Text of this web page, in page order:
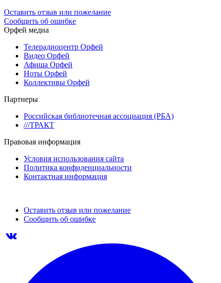
Оставить отзыв или пожелание
Сообщить об ошибке
Орфей медиа
Телерадиоцентр Орфей
Видео Орфей
Афиша Орфей
Ноты Орфей
Коллективы Орфей
Партнеры
Российская библиотечная ассоциация (РБА)
///ТРАКТ
Правовая информация
Условия использования сайта
Политика конфиденциальности
Контактная информация
Оставить отзыв или пожелание
Сообщить об ошибке